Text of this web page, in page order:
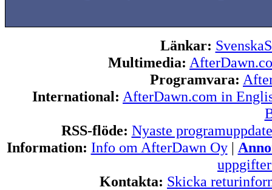
Länkar:
Multimedia:
Programvara:
International: AfterDawn.com in
RSS-flöde: Nyaste
Information: Info om AfterDawn Oy|
Kontakta: Skicka